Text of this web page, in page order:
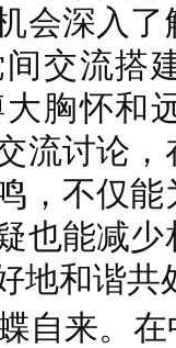
会深入
交流搭
胸怀和
流讨论
，不仅
也能减
地和谐共
自来。